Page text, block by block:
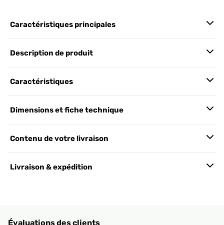
Caractéristiques principales
Description de produit
Caractéristiques
Dimensions et fiche technique
Contenu de votre livraison
Livraison & expédition
Évaluations des clients